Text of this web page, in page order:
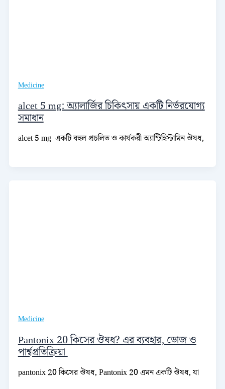
Medicine
alcet 5 mg: অ্যালার্জির চিকিৎসায় একটি নির্ভরযোগ্য
সমাধান
alcet 5 mg একটি বহুল প্রচলিত ও কার্যকরী অ্যান্টিহিস্টামিন ঔষধ,
Medicine
Pantonix 20 কিসের ঔষধ? এর ব্যবহার, ডোজ ও
পার্শ্বপ্রতিক্রিয়া
pantonix 20 কিসের ঔষধ, Pantonix 20 এমন একটি ঔষধ, যা